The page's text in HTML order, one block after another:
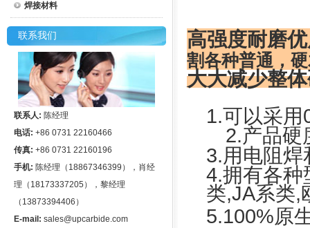
焊接材料
联系我们
联系人: 陈经理
电话: +86 0731 22160466
传真: +86 0731 22160196
手机: 陈经理（18867346399），肖经
理（18173337205），黎经理
（13873394406）
E-mail: sales@upcarbide.com
高强度耐磨
割各种普通，
大大减少整
1.可以采
2.产品硬度
3.用电阻焊
4.拥有各种
类,JA系类,
5.100%原